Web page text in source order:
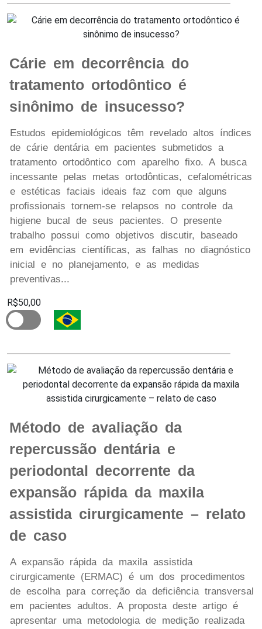
Cárie em decorrência do
tratamento ortodôntico é
sinônimo de insucesso?
Estudos epidemiológicos têm revelado altos índices
de cárie dentária em pacientes submetidos a
tratamento ortodôntico com aparelho fixo. A busca
incessante pelas metas ortodônticas, cefalométricas
e estéticas faciais ideais faz com que alguns
profissionais tornem-se relapsos no controle da
higiene bucal de seus pacientes. O presente
trabalho possui como objetivos discutir, baseado
em evidências científicas, as falhas no diagnóstico
inicial e no planejamento, e as medidas
preventivas...
R$50,00
Método de avaliação da
repercussão dentária e
periodontal decorrente da
expansão rápida da maxila
assistida cirurgicamente – relato
de caso
A expansão rápida da maxila assistida
cirurgicamente (ERMAC) é um dos procedimentos
de escolha para correção da deficiência transversal
em pacientes adultos. A proposta deste artigo é
apresentar uma metodologia de medição realizada